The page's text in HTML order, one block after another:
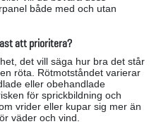
både med och utan
att prioritera?
det vill säga hur bra det står
röta. Rötmotståndet varierar
eller obehandlade
för sprickbildning och
vrider eller kupar sig mer än
väder och vind.